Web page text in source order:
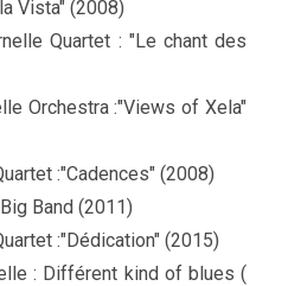
(2008)
Quartet : "Le chant des
:"Views of Xela"
:"Cadences" (2008)
Band (2011)
:"Dédication" (2015)
Différent kind of blues (